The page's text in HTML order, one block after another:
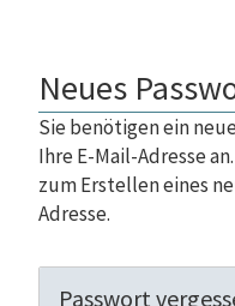
Neues
Sie benötigen ein
Ihre E-Mail-Adresse
zum Erstellen eines
Adresse.
Passwort